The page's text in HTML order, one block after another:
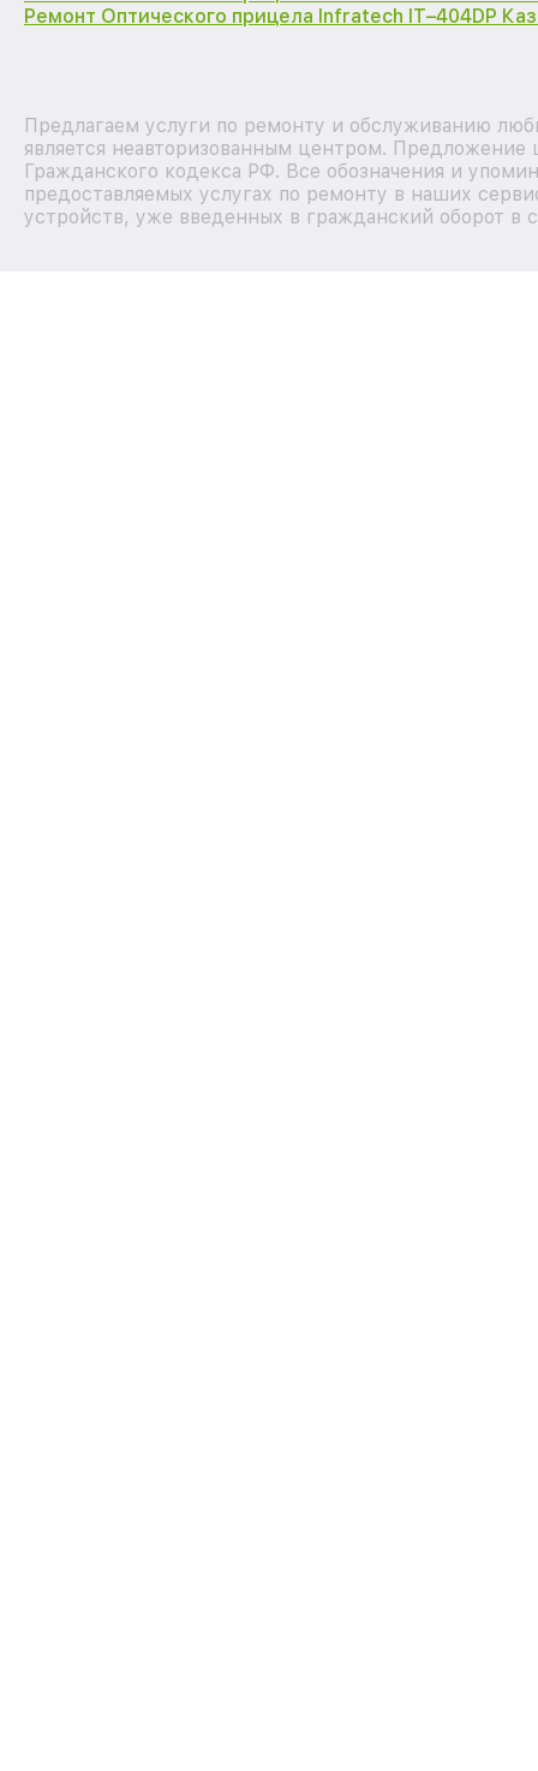
Ремонт Оптического прицела Infratech IT–404DP
Предлагаем услуги по ремонту и обслуживанию
является неавторизованным центром.
Гражданского кодекса РФ. Все обозначения и
предоставляемых услугах по ремонту в наших
устройств, уже введенных в гражданский оборот в